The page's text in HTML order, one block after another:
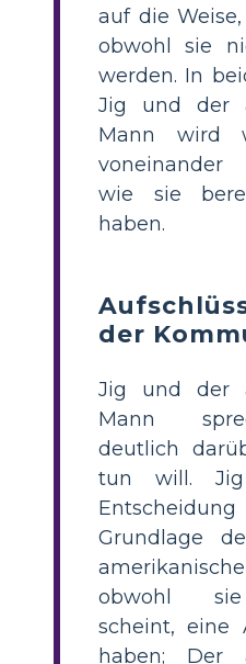
auf die
obwohl sie
werden. In
Jig und der
Mann wird
wie sie
haben.
der
Jig und der
Mann
deutlich
tun will.
Grundlage
obwohl
scheint, eine
haben; Der